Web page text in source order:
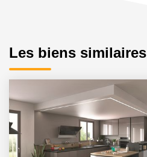
Les biens similaires